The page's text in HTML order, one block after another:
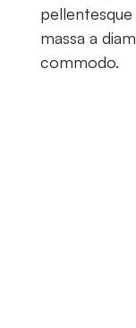
massa a
commodo.